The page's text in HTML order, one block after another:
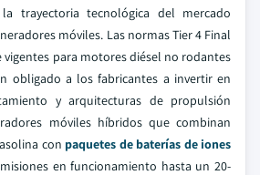
trayectoria tecnológica del mercado
móviles. Las normas Tier 4 Final
vigentes para motores diésel no rodantes
obligado a los fabricantes a invertir en
y arquitecturas de propulsión
móviles híbridos que combinan
con paquetes de baterías de iones
en funcionamiento hasta un 20-